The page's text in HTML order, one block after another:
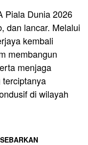
Piala Dunia 2026
dan lancar. Melalui
kembali
membangun
menjaga
di wilayah
SEBARKAN